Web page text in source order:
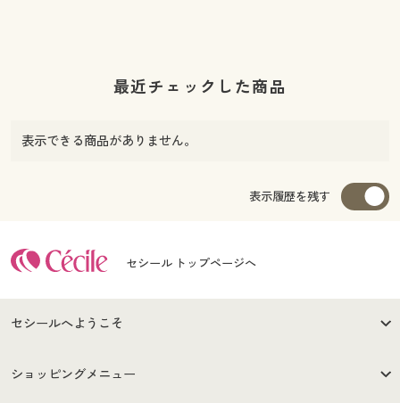
最近チェックした商品
表示できる商品がありません。
表示履歴を残す
セシール トップページへ
セシールへようこそ
はじめての方へ
ショッピングメニュー